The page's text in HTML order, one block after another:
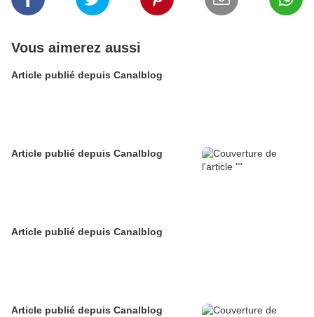
Vous aimerez aussi
Article publié depuis Canalblog
Article publié depuis Canalblog
Article publié depuis Canalblog
Article publié depuis Canalblog